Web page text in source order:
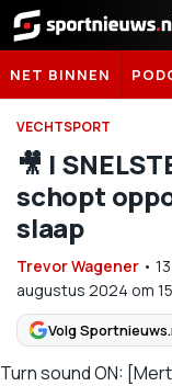
Sportnieuws.nl
NET BINNEN
VECHTSPORT
🎥 |
schopt
slaap
Trevor Wagener •
augustus 2024 om
Volg
Turn sound ON: